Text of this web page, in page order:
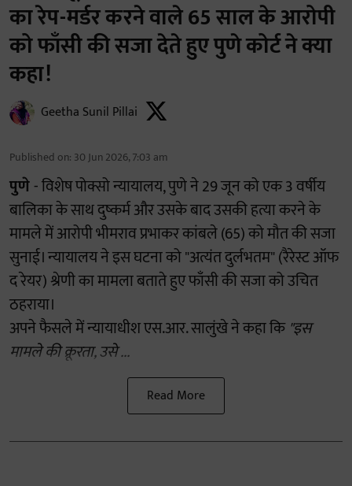
का रेप-मर्डर करने वाले 65 साल के आरोपी
को फाँसी की सजा देते हुए पुणे कोर्ट ने क्या
कहा!
Geetha Sunil Pillai
Published on: 30 Jun 2026, 7:03 am
पुणे- विशेष पोक्सो न्यायालय, पुणे ने 29 जून को एक 3 वर्षीय
बालिका के साथ दुष्कर्म और उसके बाद उसकी हत्या करने के
मामले में आरोपी भीमराव प्रभाकर कांबले (65) को मौत की सजा
सुनाई। न्यायालय ने इस घटना को "अत्यंत दुर्लभतम" (रैरेस्ट ऑफ
द रेयर) श्रेणी का मामला बताते हुए फाँसी की सजा को उचित
ठहराया।
अपने फैसले में न्यायाधीश एस.आर. सालुंखे ने कहा कि"इस
मामले की क्रूरता, उसे ...
Read More